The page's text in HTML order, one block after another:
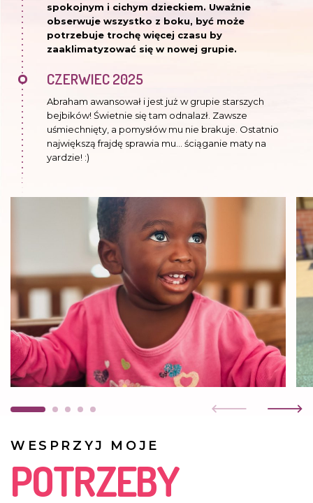
spokojnym i cichym dzieckiem. Uważnie
obserwuje wszystko z boku, być może
potrzebuje trochę więcej czasu by
zaaklimatyzować się w nowej grupie.
CZERWIEC 2025
Abraham awansował i jest już w grupie starszych
bejbików! Świetnie się tam odnalazł. Zawsze
uśmiechnięty, a pomysłów mu nie brakuje. Ostatnio
największą frajdę sprawia mu… ściąganie maty na
yardzie! :)
WESPRZYJ MOJE
POTRZEBY